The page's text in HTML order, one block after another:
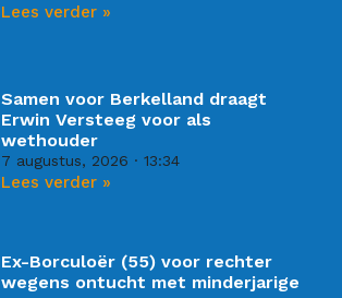
Lees verder »
Samen voor Berkelland draagt
Erwin Versteeg voor als
wethouder
7 augustus, 2026 13:34
Lees verder »
Ex-Borculoër (55) voor rechter
wegens ontucht met minderjarige